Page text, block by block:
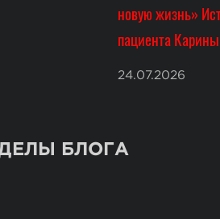
новую жизнь»
пациента Карины
24.07.2026
БЛОГА